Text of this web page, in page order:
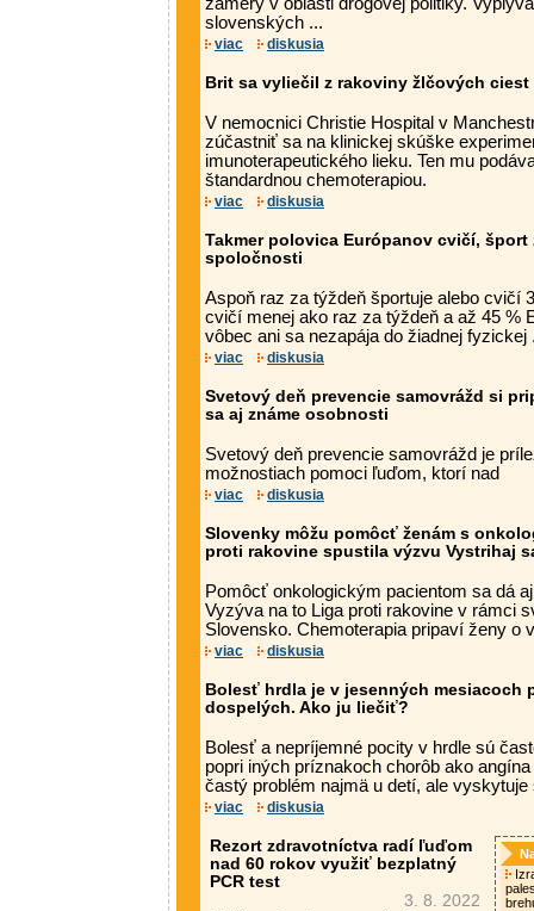
slovenských ...
viac diskusia
Brit sa vyliečil z rakoviny žlčových
V nemocnici Christie Hospital v
zúčastniť sa na klinickej skúške
imunoterapeutického lieku. Ten mu
štandardnou chemoterapiou.
viac diskusia
Takmer polovica Európanov cvičí,
spoločnosti
Aspoň raz za týždeň športuje alebo cvičí
cvičí menej ako raz za týždeň a až 45 %
vôbec ani sa nezapája do žiadnej fyzickej
viac diskusia
Svetový deň prevencie samovrážd si
sa aj známe osobnosti
Svetový deň prevencie samovrážd je
možnostiach pomoci ľuďom, ktorí nad
viac diskusia
Slovenky môžu pomôcť ženám s
proti rakovine spustila výzvu Vystrihaj
Pomôcť onkologickým pacientom sa dá
Vyzýva na to Liga proti rakovine v rámci
Slovensko. Chemoterapia pripaví ženy o
viac diskusia
Bolesť hrdla je v jesenných mesiacoch
dospelých. Ako ju liečiť?
Bolesť a nepríjemné pocity v hrdle sú
popri iných príznakoch chorôb ako
častý problém najmä u detí, ale
viac diskusia
Rezort zdravotníctva radí ľuďom
nad 60 rokov využiť bezplatný
PCR test
3. 8. 2022